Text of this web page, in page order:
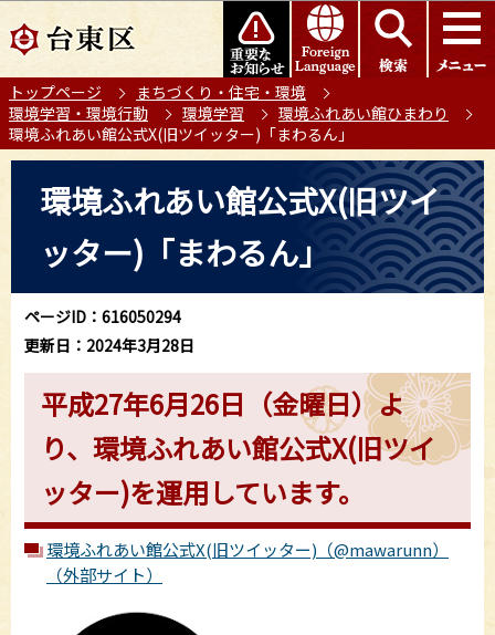
の
ー
ジ
の
このページの本文へ移動
トップページ
まちづくり・住宅・環境
環境学習・環境行動
環境学習
環境ふれあい館ひまわり
環境ふれあい館公式X(旧ツイッター)「まわるん」
ら
環境ふれあい館公式X(旧ツイ
ッター)「まわるん」
ページID：616050294
更新日：2024年3月28日
平成27年6月26日（金曜日）よ
り、環境ふれあい館公式X(旧ツイ
ッター)を運用しています。
環境ふれあい館公式X(旧ツイッター)（@mawarunn）
（外部サイト）